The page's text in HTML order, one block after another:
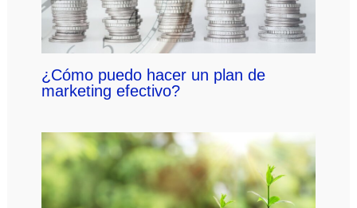
¿Cómo puedo hacer un plan de
marketing efectivo?